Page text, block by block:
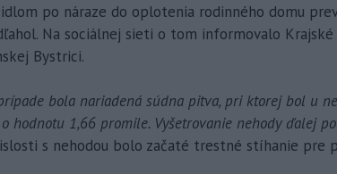
po náraze do oplotenia rodinného domu
Na sociálnej sieti o tom informovalo
Bystrici.
bola nariadená súdna pitva, pri ktorej bol u
hodnotu 1,66 promile. Vyšetrovanie nehody ďalej
s nehodou bolo začaté trestné stíhanie pre